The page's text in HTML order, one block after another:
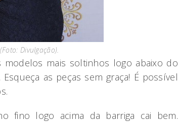
Divulgação).
modelos mais soltinhos logo abaixo do
as peças sem graça! É possível
fino logo acima da barriga cai bem.